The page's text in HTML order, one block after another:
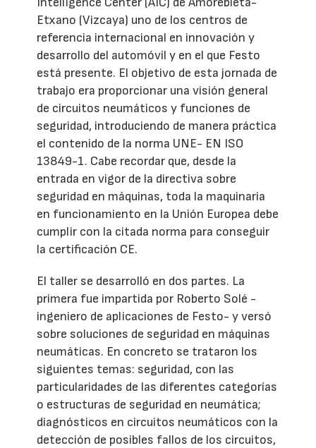
Etxano (Vizcaya) uno de los centros de
referencia internacional en innovación y
desarrollo del automóvil y en el que Festo
está presente. El objetivo de esta jornada de
trabajo era proporcionar una visión general
de circuitos neumáticos y funciones de
seguridad, introduciendo de manera práctica
el contenido de la norma UNE- EN ISO
13849-1. Cabe recordar que, desde la
entrada en vigor de la directiva sobre
seguridad en máquinas, toda la maquinaria
en funcionamiento en la Unión Europea debe
cumplir con la citada norma para conseguir
la certificación CE.
El taller se desarrolló en dos partes. La
primera fue impartida por Roberto Solé -
ingeniero de aplicaciones de Festo- y versó
sobre soluciones de seguridad en máquinas
neumáticas. En concreto se trataron los
siguientes temas: seguridad, con las
particularidades de las diferentes categorías
o estructuras de seguridad en neumática;
diagnósticos en circuitos neumáticos con la
detección de posibles fallos de los circuitos,